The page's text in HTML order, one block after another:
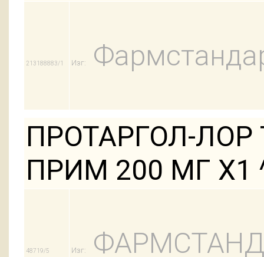
213188883/1 Изг:
ПРОТАРГОЛ-
ПРИМ 200 МГ Х1
48719/5 Изг: